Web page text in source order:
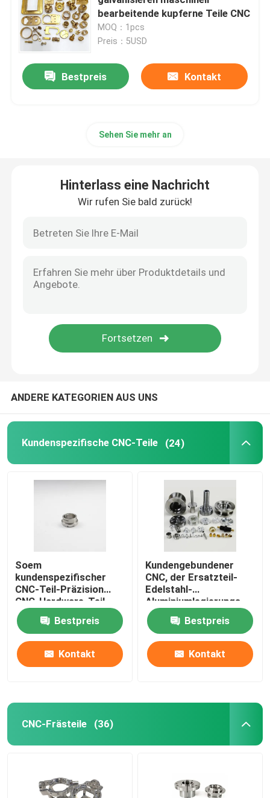
Drehenteile CNC
schnelle Prototypmaschinelle bearbeitung
Bearbeitungsdienstleistungen CNC
CNC-Drohnenteile
bearbeitende kupferne Teile CNC
MOQ：1pcs
Preis：5USD
Bestpreis Kontakt
Sehen Sie mehr an
Hinterlass eine Nachricht
Wir rufen Sie bald zurück!
ANDERE KATEGORIEN AUS UNS
Kundenspezifische CNC-Teile (24)
Soem
kundenspezifischer
CNC-Teil-Präzision
CNC-Hardware-Teil-
Fachmann
Bestpreis
Kontakt
Kundengebundener
CNC, der Ersatzteil-
Edelstahl-
Aluminiumlegierungs-
Stahlmessing
maschinell bearbeitet
Bestpreis
Kontakt
CNC-Frästeile (36)